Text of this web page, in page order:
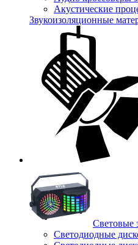
Акустические
Звукоизоляционные
Световые
Светодиодные